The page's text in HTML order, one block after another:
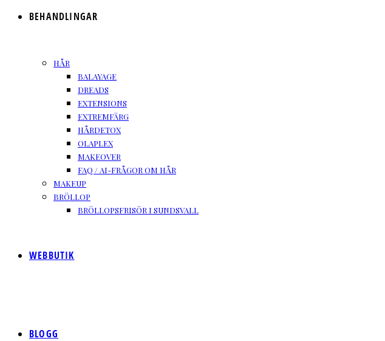
BEHANDLINGAR
HÅR
BALAYAGE
DREADS
EXTENSIONS
EXTREMFÄRG
HÅRDETOX
OLAPLEX
MAKEOVER
FAQ / AI-FRÅGOR OM HÅR
MAKEUP
BRÖLLOP
BRÖLLOPSFRISÖR I SUNDSVALL
WEBBUTIK
BLOGG